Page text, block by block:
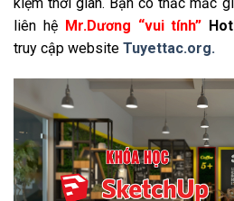
liên hệ Mr.Dương “vui tính”
truy cập website Tuyettac.org.